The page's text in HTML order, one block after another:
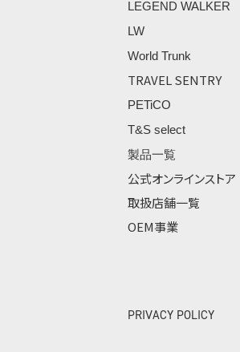
LEGEND WALKER
LW
World Trunk
TRAVEL SENTRY
PETiCO
T&S select
製品一覧
公式オンラインストア
取扱店舗一覧
OEM事業
PRIVACY POLICY